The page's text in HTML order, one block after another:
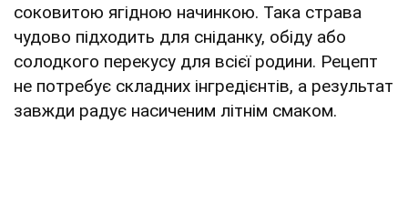
соковитою ягідною начинкою. Така страва
чудово підходить для сніданку, обіду або
солодкого перекусу для всієї родини. Рецепт
не потребує складних інгредієнтів, а результат
завжди радує насиченим літнім смаком.